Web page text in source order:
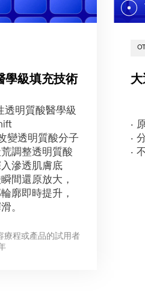
學級填充技術
透明質酸醫學級
變透明質酸分子
調整透明質酸
滲透肌膚底
間還原放大，
廓即時提升，
。
療程或產品的試用者
‧
‧
‧